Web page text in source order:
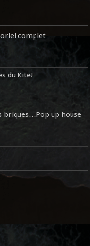
complet
du Kite!
briques…Pop up house